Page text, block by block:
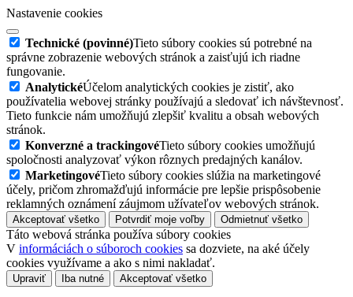
Nastavenie cookies
Technické (povinné)Tieto súbory cookies sú potrebné na
správne zobrazenie webových stránok a zaisťujú ich riadne
fungovanie.
AnalytickéÚčelom analytických cookies je zistiť, ako
používatelia webovej stránky používajú a sledovať ich návštevnosť.
Tieto funkcie nám umožňujú zlepšiť kvalitu a obsah webových
stránok.
Konverzné a trackingovéTieto súbory cookies umožňujú
spoločnosti analyzovať výkon rôznych predajných kanálov.
MarketingovéTieto súbory cookies slúžia na marketingové
účely, pričom zhromažďujú informácie pre lepšie prispôsobenie
reklamných oznámení záujmom užívateľov webových stránok.
Akceptovať všetko Potvrdiť moje voľby Odmietnuť všetko
Táto webová stránka používa súbory cookies
V informáciách o súboroch cookies sa dozviete, na aké účely
cookies využívame a ako s nimi nakladať.
Upraviť Iba nutné Akceptovať všetko